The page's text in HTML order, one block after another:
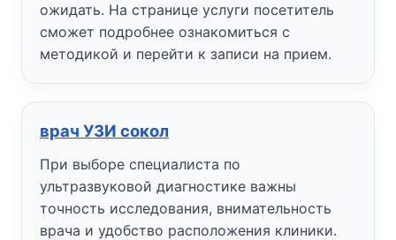
ожидать. На странице услуги посетитель
сможет подробнее ознакомиться с
методикой и перейти к записи на прием.
врач УЗИ сокол
При выборе специалиста по
ультразвуковой диагностике важны
точность исследования, внимательность
врача и удобство расположения клиники.